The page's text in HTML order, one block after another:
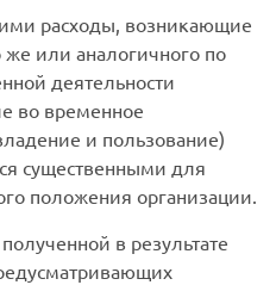
расходы, возникающие
же или аналогичного по
деятельности
во временное
и пользование)
существенными для
положения организации.
в результате